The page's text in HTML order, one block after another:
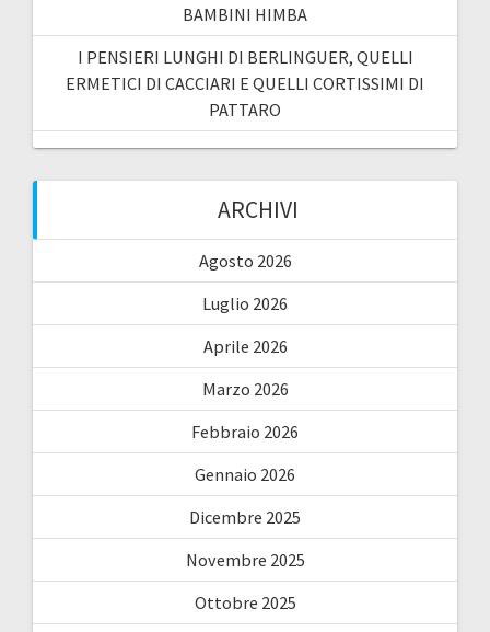
BAMBINI HIMBA
I PENSIERI LUNGHI DI BERLINGUER, QUELLI
ERMETICI DI CACCIARI E QUELLI CORTISSIMI DI
PATTARO
ARCHIVI
Agosto 2026
Luglio 2026
Aprile 2026
Marzo 2026
Febbraio 2026
Gennaio 2026
Dicembre 2025
Novembre 2025
Ottobre 2025